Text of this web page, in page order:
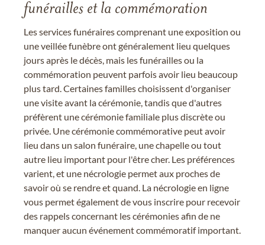
funérailles et la commémoration
Les services funéraires comprenant une exposition ou
une veillée funèbre ont généralement lieu quelques
jours après le décès, mais les funérailles ou la
commémoration peuvent parfois avoir lieu beaucoup
plus tard. Certaines familles choisissent d'organiser
une visite avant la cérémonie, tandis que d'autres
préfèrent une cérémonie familiale plus discrète ou
privée. Une cérémonie commémorative peut avoir
lieu dans un salon funéraire, une chapelle ou tout
autre lieu important pour l'être cher. Les préférences
varient, et une nécrologie permet aux proches de
savoir où se rendre et quand. La nécrologie en ligne
vous permet également de vous inscrire pour recevoir
des rappels concernant les cérémonies afin de ne
manquer aucun événement commémoratif important.